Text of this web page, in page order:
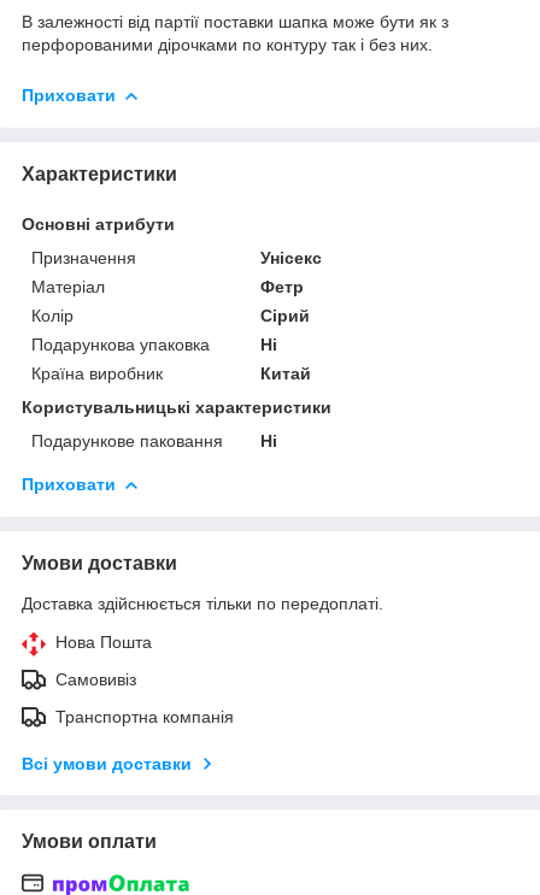
В залежності від партії поставки шапка може бути як з
перфорованими дірочками по контуру так і без них.
Приховати
Характеристики
Основні атрибути
Призначення
Унісекс
Матеріал
Фетр
Колір
Сірий
Подарункова упаковка
Ні
Країна виробник
Китай
Користувальницькі характеристики
Подарункове паковання
Ні
Приховати
Умови доставки
Доставка здійснюється тільки по передоплаті.
Нова Пошта
Самовивіз
Транспортна компанія
Всі умови доставки
Умови оплати